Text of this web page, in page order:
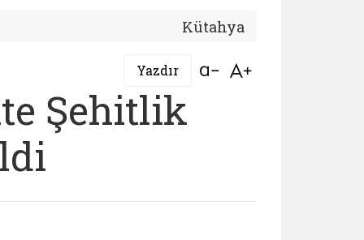
Kütahya
Yazdır Bağlantıyı aç
Şehitlik